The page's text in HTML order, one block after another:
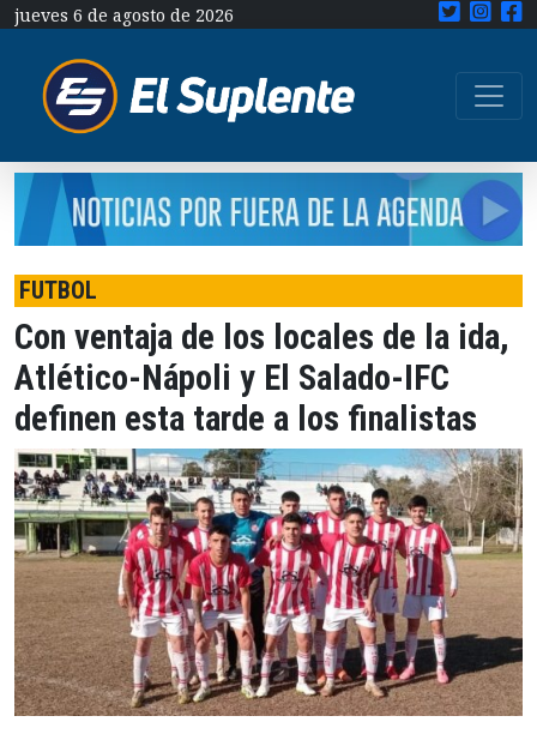
jueves 6 de agosto de 2026
FUTBOL
Con ventaja de los locales de la ida,
Atlético-Nápoli y El Salado-IFC
definen esta tarde a los finalistas